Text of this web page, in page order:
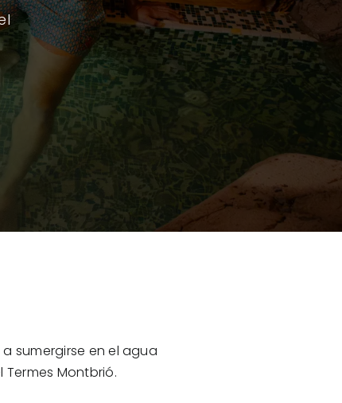
sumergirse en el agua
Termes Montbrió.